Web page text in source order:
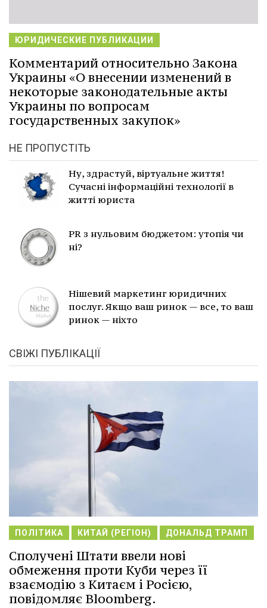
ЮРИДИЧЕСКИЕ ПУБЛИКАЦИИ
Комментарий относительно Закона
Украины «О внесении изменений в
некоторые законодательные акты
Украины по вопросам
государственных закупок»
НЕ ПРОПУСТІТЬ
Ну, здрастуй, віртуальне життя!
Сучасні інформаційні технології в
житті юриста
PR з нульовим бюджетом: утопія чи
ні?
Нішевий маркетинг юридичних
послуг. Якщо ваш ринок — все, то ваш
ринок — ніхто
СВІЖІ ПУБЛІКАЦІЇ
ПОЛІТИКА КИТАЙ (РЕГІОН) ДОНАЛЬД ТРАМП
Сполучені Штати ввели нові
обмеження проти Куби через її
взаємодію з Китаєм і Росією,
повідомляє Bloomberg.